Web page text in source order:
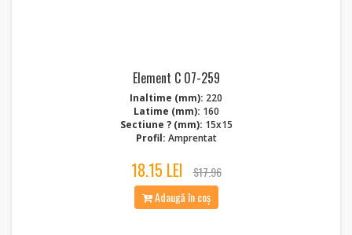
Element C 07-259
Inaltime (mm): 220
Latime (mm): 160
Sectiune ? (mm): 15x15
Profil: Amprentat
18.15 LEI
$17.96
Adaugă în coș